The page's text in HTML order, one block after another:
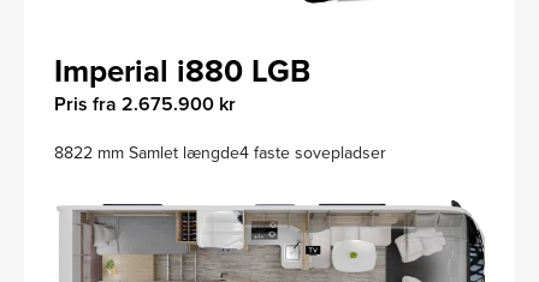
Imperial i880 LGB
Pris fra 2.675.900 kr
8822 mm Samlet længde4 faste sovepladser